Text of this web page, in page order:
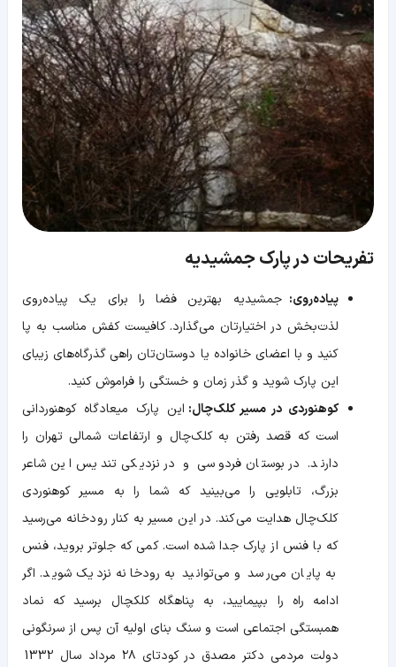
تفریحات در پارک جمشیدیه
پیاده‌روی:جمشیدیه بهترین فضا را برای یک پیاده‌روی
لذت‌بخش در اختیارتان می‌گذارد. کافیست کفش مناسب به پا
کنید و با اعضای خانواده یا دوستان‌تان راهی گذرگاه‌های زیبای
این پارک شوید و گذر زمان و خستگی را فراموش کنید.
کوهنوردی در مسیر کلک‌چال: این پارک میعادگاه کوهنوردانی
است که قصد رفتن به کلک‌چال و ارتفاعات شمالی تهران را
دارند. در بوستان فردوسی و در نزدیکی تندیس این شاعر
بزرگ، تابلویی را می‌بینید که شما را به مسیر کوهنوردی
کلک‌چال هدایت می‌کند. در این مسیر به کنار رودخانه می‌رسید
که با فنس از پارک جدا شده است. کمی که جلوتر بروید، فنس
به پایان می‌رسد و می‌توانید به رودخانه نزدیک شوید. اگر
ادامه راه را بپیمایید، به پناهگاه کلکچال برسید که نماد
همبستگی اجتماعی است و سنگ بنای اولیه آن پس از سرنگونی
دولت مردمی دکتر مصدق در کودتای ۲۸ مرداد سال 1332